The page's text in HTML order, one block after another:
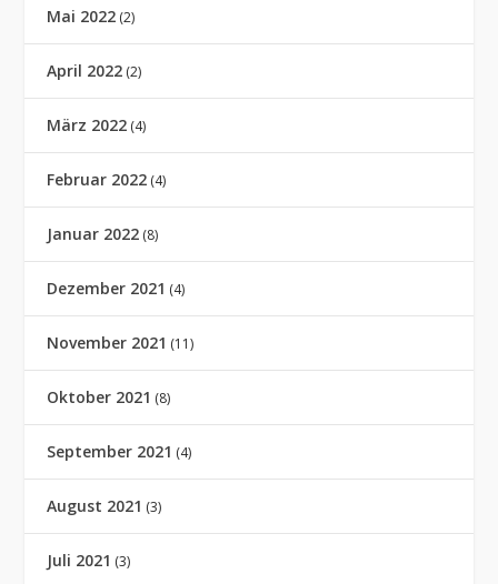
Mai 2022 (2)
April 2022 (2)
März 2022 (4)
Februar 2022 (4)
Januar 2022 (8)
Dezember 2021 (4)
November 2021 (11)
Oktober 2021 (8)
September 2021 (4)
August 2021 (3)
Juli 2021 (3)